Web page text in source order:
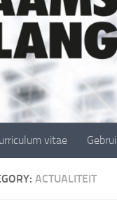
vitae
ACTUALITEIT